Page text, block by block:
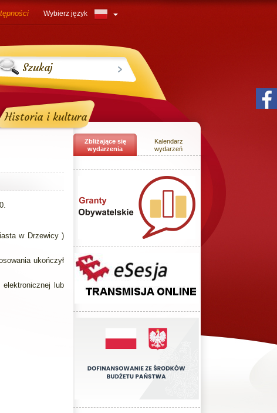
Wybierz język
Historia i kultura
w Drzewicy )
ukończył
lub
Zbliżające się
wydarzenia
Kalendarz
wydarzeń
Brak nadchodzących wydarzeń
Szukaj